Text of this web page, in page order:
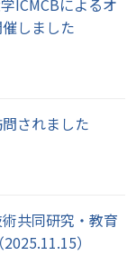
ICMCBによるオ
しました
されました
共同研究・教育
）